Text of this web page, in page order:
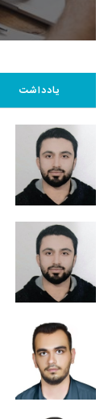
یادداشت